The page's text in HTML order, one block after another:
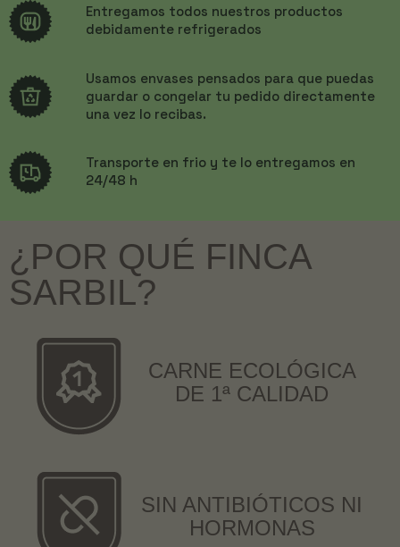
Entregamos todos nuestros productos
debidamente refrigerados
Usamos envases pensados para que puedas
guardar o congelar tu pedido directamente
una vez lo recibas.
Transporte en frio y te lo entregamos en
24/48 h
¿POR QUÉ FINCA
SARBIL?
CARNE ECOLÓGICA
DE 1ª CALIDAD
SIN ANTIBIÓTICOS NI
HORMONAS